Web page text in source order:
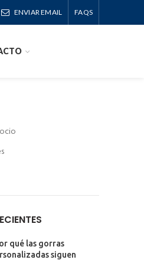
ENVIAR EMAIL FAQS
qué las gorras
siguen